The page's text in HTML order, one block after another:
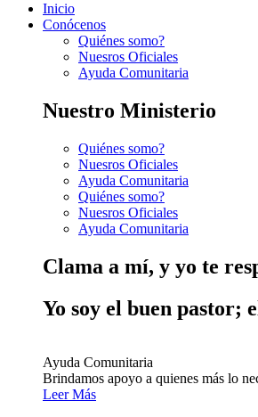
Inicio
Conócenos
Quiénes somo?
Nuesros Oficiales
Ayuda Comunitaria
Nuestro Ministerio
Quiénes somo?
Nuesros Oficiales
Ayuda Comunitaria
Quiénes somo?
Nuesros Oficiales
Ayuda Comunitaria
Clama a mí, y yo te
Yo soy el buen pastor;
Ayuda Comunitaria
Brindamos apoyo a quienes más lo
Leer Más